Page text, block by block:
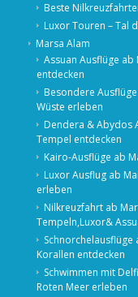
Beste
Luxor Touren – Tal
Marsa Alam
Assuan Ausflüge ab
entdecken
Besondere
Wüste erleben
Dendera & Abydos
Tempel entdecken
Kairo-Ausflüge ab
Luxor Ausflug ab
erleben
Nilkreuzfahrt ab
Tempeln,Luxor&
Schnorchelausflüge
Korallen entdecken
Schwimmen mit
Roten Meer erleben